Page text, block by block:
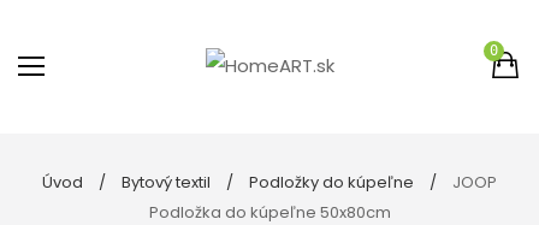
0
Úvod Bytový textil Podložky do kúpeľne
JOOP
Podložka do kúpeľne 50x80cm